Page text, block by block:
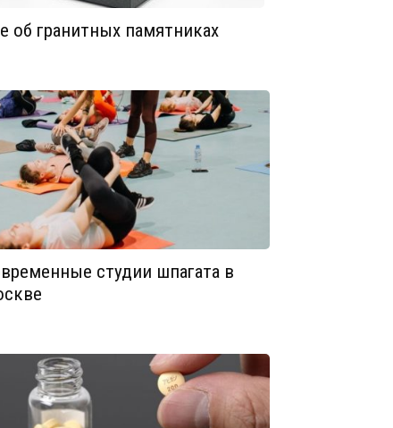
об гранитных памятниках
студии шпагата в